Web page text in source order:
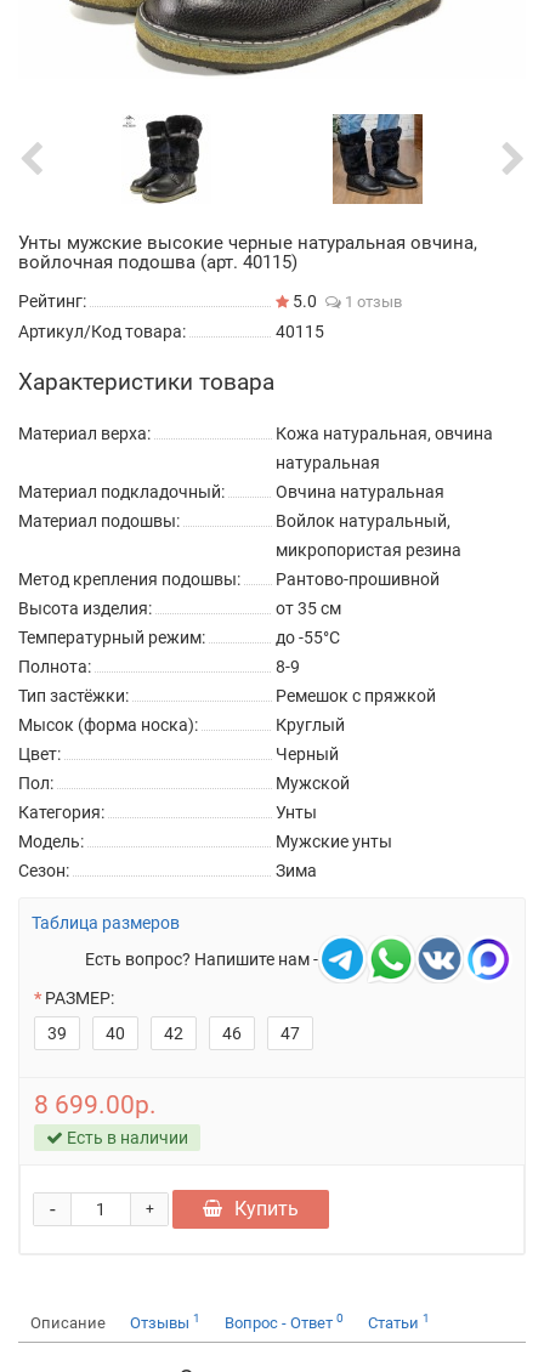
Унты мужские высокие черные натуральная овчина,
войлочная подошва (арт. 40115)
Рейтинг: 5.0 1 отзыв
Артикул/Код товара: 40115
Характеристики товара
Материал верха:
Кожа натуральная, овчина
натуральная
Материал подкладочный:
Овчина натуральная
Материал подошвы:
Войлок натуральный,
микропористая резина
Метод крепления подошвы:
Рантово-прошивной
Высота изделия:
от 35 см
Температурный режим:
до -55°C
Полнота:
8-9
Тип застёжки:
Ремешок с пряжкой
Мысок (форма носка):
Круглый
Цвет:
Черный
Пол:
Мужской
Категория:
Унты
Модель:
Мужские унты
Сезон:
Зима
Таблица размеров
Есть вопрос? Напишите нам -
РАЗМЕР:
39
40 42 46 47
8 699.00р.
Есть в наличии
+
- Купить
Описание Отзывы 1 Вопрос - Ответ 0 Статьи 1